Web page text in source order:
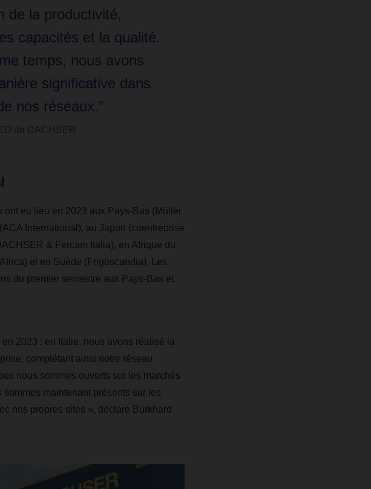
de la productivité,
capacités et la qualité.
temps, nous avons
significative dans
nos réseaux.”
de DACHSER
eu lieu en 2023 aux Pays-Bas (Müller
International), au Japon (coentreprise
& Fercam Italia), en Afrique du
et en Suède (Frigoscandia). Les
du premier semestre aux Pays-Bas et
2023 : en Italie, nous avons réalisé la
complétant ainsi notre réseau
nous sommes ouverts sur les marchés
maintenant présents sur les
nos propres sites », déclare Burkhard